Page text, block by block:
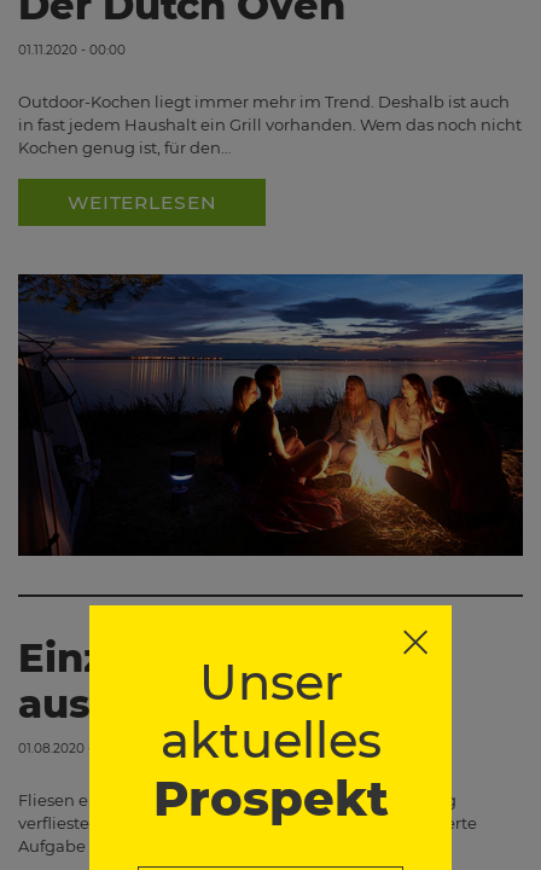
Unser
aktuelles
Prospekt
01.11.2020 - 00:00
Outdoor-Kochen liegt immer mehr im Trend. Deshalb ist auch
in fast jedem Haushalt ein Grill vorhanden. Wem das noch nicht
Kochen genug ist, für den…
WEITERLESEN
Einzelne Fliesen
austauschen
01.08.2020 - 00:00
Fliesen einzeln austauschen, inmitten einer vollständig
verfliesten Wand - das scheint keine sehr wünschenswerte
Aufgabe zu sein. Manchmal lässt es…